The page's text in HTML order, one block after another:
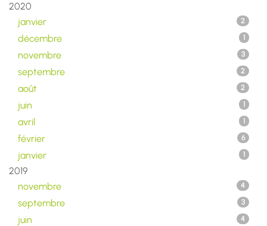
2020
janvier
2
décembre 1
novembre 3
septembre 2
août 2
juin 1
avril 1
février 6
janvier 1
2019
novembre
4
septembre 3
juin 4